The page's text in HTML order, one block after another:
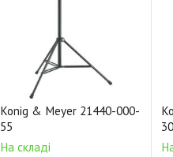
Konig & Meyer 21440-000-
55
На складі
30